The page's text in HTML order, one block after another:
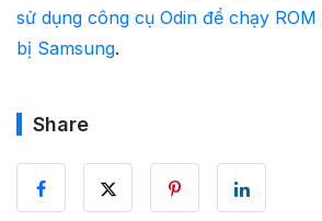
sử dụng công cụ Odin để chạy
bị Samsung.
Share